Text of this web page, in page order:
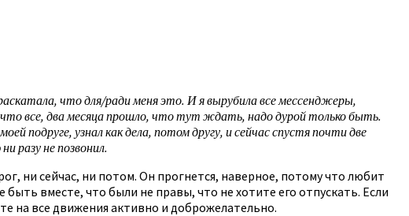
что для/ради меня это. И я вырубила все мессенджеры,
что все, два месяца прошло, что тут ждать, надо дурой только быть.
подруге, узнал как дела, потом другу, и сейчас спустя почти две
разу не позвонил.
ни сейчас, ни потом. Он прогнется, наверное, потому что любит
вместе, что были не правы, что не хотите его отпускать. Если
на все движения активно и доброжелательно.